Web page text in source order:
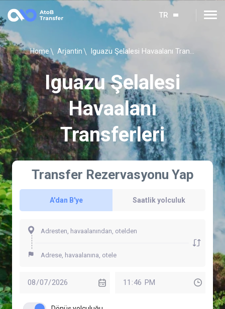
TR
Home Arjantin Iguazu Şelalesi Havaalanı Transferleri
Iguazu Şelalesi
Havaalanı
Transferleri
Transfer Rezervasyonu Yap
A'dan B'ye Saatlik yolculuk